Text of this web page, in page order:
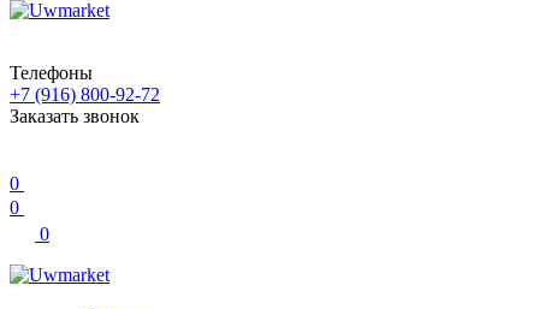
Телефоны
+7 (916) 800-92-72
Заказать звонок
0
0
0